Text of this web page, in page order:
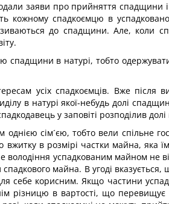
заяви про прийняття спадщини
кожному спадкоємцю в
до спадщини. Але, коли
в натурі, тобто
усіх спадкоємців. Вже
в натурі якої-небудь долі
у заповіті розподілив
однією сім´єю, тобто вели
в розмірі частки майна, яка
успадкованим майном не
майна. В угоді
себе корисним. Якщо частини
різницю в вартості, що